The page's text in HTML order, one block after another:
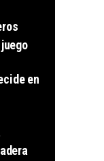
en